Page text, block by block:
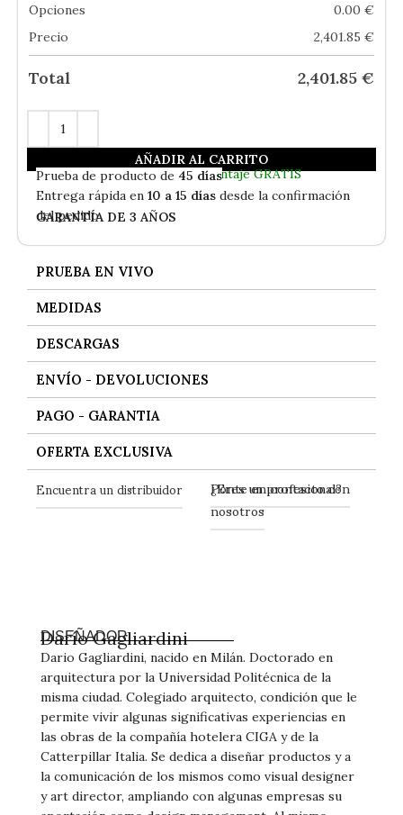
Opciones 0.00 €
Precio
2,401.85 €
Total 2,401.85 €
AÑADIR AL CARRITO
EnStock- Envío Gratis
Incluida Subida a Vivienda y Montaje GRATIS
Prueba de producto de 45 días
Entrega rápida en 10 a 15 días desde la confirmación
del pedido
GARANTÍA DE 3 AÑOS
PRUEBA EN VIVO
MEDIDAS
DESCARGAS
ENVÍO - DEVOLUCIONES
PAGO - GARANTIA
OFERTA EXCLUSIVA
Encuentra un distribuidor ¿Eres un profesional?
Ponte en contacto con
nosotros
Darío Gagliardini
DISEÑADOR
Dario Gagliardini, nacido en Milán. Doctorado en
arquitectura por la Universidad Politécnica de la
misma ciudad. Colegiado arquitecto, condición que le
permite vivir algunas significativas experiencias en
las obras de la compañía hotelera CIGA y de la
Catterpillar Italia. Se dedica a diseñar productos y a
la comunicación de los mismos como visual designer
y art director, ampliando con algunas empresas su